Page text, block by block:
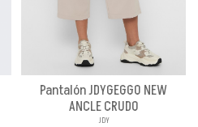
Pantalón JDYGEGGO NEW
ANCLE CRUDO
JDY